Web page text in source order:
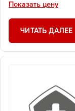
Показать цену
ЧИТАТЬ ДАЛЕЕ